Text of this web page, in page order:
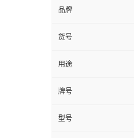
品牌
货号
用途
牌号
型号